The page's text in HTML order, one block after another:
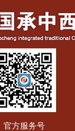
官方服务号